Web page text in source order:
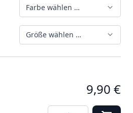
Farbe wählen …
Größe wählen …
9,90 €
Menge